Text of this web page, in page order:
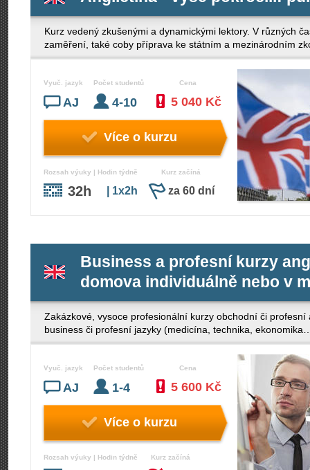
Kurz vedený zkušenými a dynamickými lektory. V různých
zaměření, také coby příprava ke státním a mezinárodním
Vyuč. jazyk
AJ
Počet studentů
4-10
Cena
5 040 Kč
Více o kurzu
Rozsah výuky | Hodin týdně
32h | 1x2h
Kurz začíná
za 60 dní
Business a profesní kurzy
domova individuálně nebo v
Zakázkové, vysoce profesionální kurzy obchodní či
business či profesní jazyky (medicína, technika,
Vyuč. jazyk
AJ
Počet studentů
1-4
Cena
5 600 Kč
Více o kurzu
Rozsah výuky | Hodin týdně Kurz začíná